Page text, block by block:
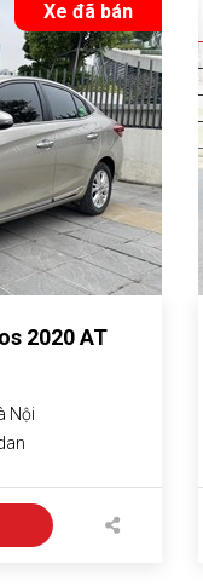
Xe đã bán
2020 AT
Nội